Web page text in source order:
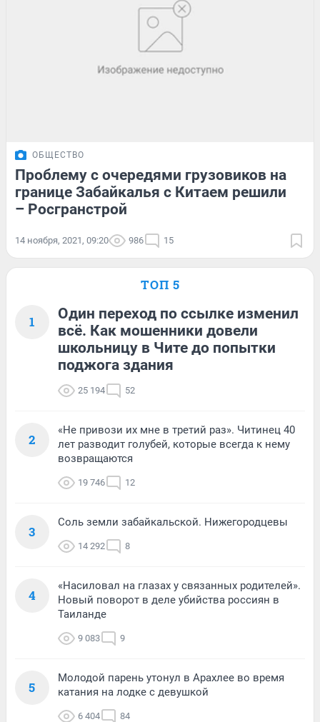
ОБЩЕСТВО
Проблему с очередями грузовиков на
границе Забайкалья с Китаем решили
– Росгранстрой
14 ноября, 2021, 09:20 986 15
ТОП 5
1
Один переход по ссылке изменил
всё. Как мошенники довели
школьницу в Чите до попытки
поджога здания
25 194 52
2
«Не привози их мне в третий раз». Читинец 40
лет разводит голубей, которые всегда к нему
возвращаются
19 746 12
3
Соль земли забайкальской. Нижегородцевы
14 292 8
4
«Насиловал на глазах у связанных родителей».
Новый поворот в деле убийства россиян в
Таиланде
9 083 9
5
Молодой парень утонул в Арахлее во время
катания на лодке с девушкой
6 404 84